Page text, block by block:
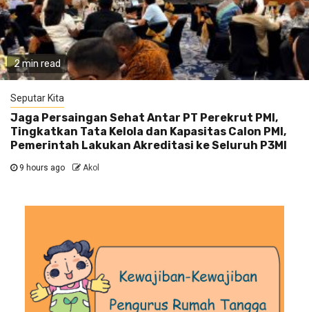
2 min read
Seputar Kita
Jaga Persaingan Sehat Antar PT Perekrut PMI,
Tingkatkan Tata Kelola dan Kapasitas Calon PMI,
Pemerintah Lakukan Akreditasi ke Seluruh P3MI
9 hours ago Akol